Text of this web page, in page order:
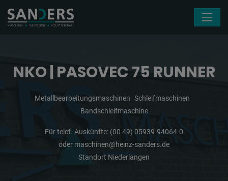
NKO | PASOVEC 75 RUNNER
Metallbearbeitungsmaschinen Schleifmaschinen
Bandschleifmaschine
Für telef. Auskünfte: (00 49) 05939-94064-0
oder maschinen@heinz-sanders.de
Standort Niederlangen